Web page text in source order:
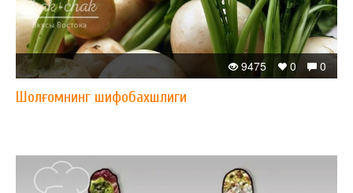
0
0
9475
Шолғомнинг шифобахшлиги